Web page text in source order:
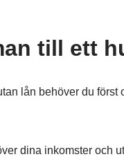
till ett
lån behöver du
dina inkomster och